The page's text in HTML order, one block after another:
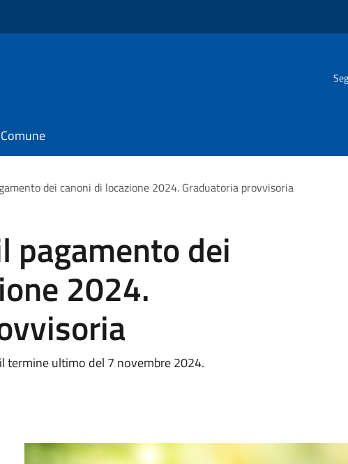
dei canoni di locazione 2024. Graduatoria provvisoria
pagamento dei
2024.
termine ultimo del 7 novembre 2024.